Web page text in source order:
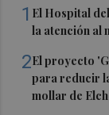
1 El Hospital
la atención al
2El proyecto
para reducir
mollar de